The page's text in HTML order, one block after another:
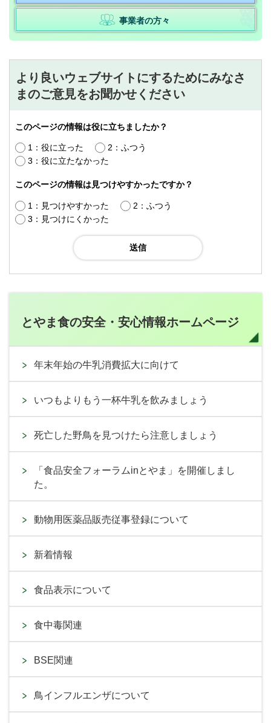
事業者の方々
より良いウェブサイトにするためにみなさ
まのご意見をお聞かせください
このページの情報は役に立ちましたか？
1：役に立った
2：ふつう
3：役に立たなかった
このページの情報は見つけやすかったですか？
1：見つけやすかった
2：ふつう
3：見つけにくかった
とやま食の安全・安心情報ホームページ
年末年始の牛乳消費拡大に向けて
いつもよりもう一杯牛乳を飲みましょう
死亡した野鳥を見つけたら注意しましょう
「食品安全フォーラムinとやま」を開催しまし
た。
動物用医薬品販売従事登録について
新着情報
食品表示について
食中毒関連
BSE関連
鳥インフルエンザについて